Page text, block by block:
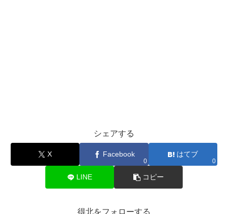
シェアする
X Facebook
0
はてブ
0
LINE コピー
得北をフォローする